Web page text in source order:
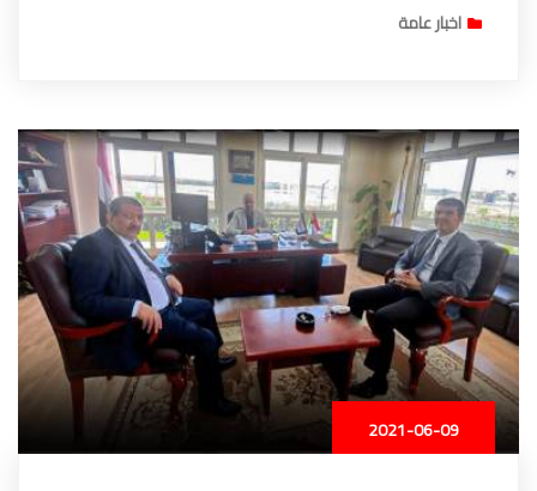
اخبار عامة
2021-06-09